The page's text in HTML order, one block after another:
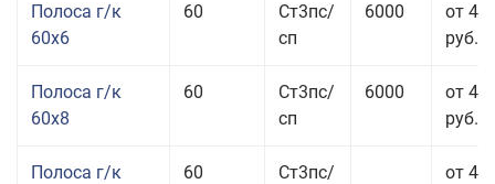
Полоса г/к
60x6
60
Ст3пс/
сп
6000
от 42
руб.
Полоса г/к
60x8
60
Ст3пс/
сп
6000
от 42
руб.
Полоса г/к
60
Ст3пс/
от 42